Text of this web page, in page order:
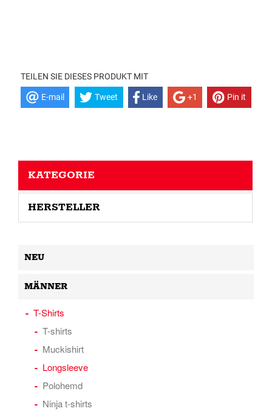
TEILEN SIE DIESES PRODUKT MIT
E-mail Tweet Like +1 Pin it
KATEGORIE
HERSTELLER
NEU
MÄNNER
T-Shirts
T-shirts
Muckishirt
Longsleeve
Polohemd
Ninja t-shirts